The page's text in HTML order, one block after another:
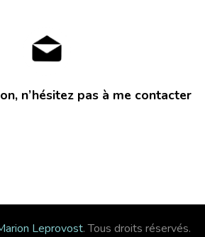
n’hésitez pas à me contacter
Leprovost. Tous droits réservés.